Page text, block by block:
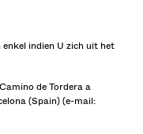
indien U zich uit het
de Tordera a
(Spain) (e-mail: